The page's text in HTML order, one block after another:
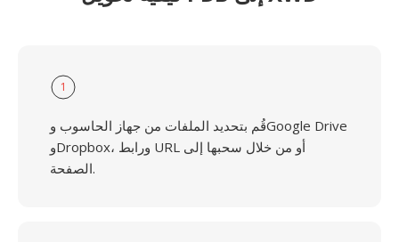
1
قُم بتحديد الملفات من جهاز الحاسوب وGoogle Drive
وDropbox، ورابط URL أو من خلال سحبها إلى
الصفحة.